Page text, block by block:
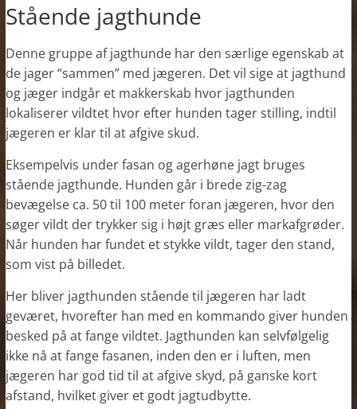
Stående jagthunde
Denne gruppe af jagthunde har den særlige egenskab at
de jager “sammen” med jægeren. Det vil sige at jagthund
og jæger indgår et makkerskab hvor jagthunden
lokaliserer vildtet hvor efter hunden tager stilling, indtil
jægeren er klar til at afgive skud.
Eksempelvis under fasan og agerhøne jagt bruges
stående jagthunde. Hunden går i brede zig-zag
bevægelse ca. 50 til 100 meter foran jægeren, hvor den
søger vildt der trykker sig i højt græs eller markafgrøder.
Når hunden har fundet et stykke vildt, tager den stand,
som vist på billedet.
Her bliver jagthunden stående til jægeren har ladt
geværet, hvorefter han med en kommando giver hunden
besked på at fange vildtet. Jagthunden kan selvfølgelig
ikke nå at fange fasanen, inden den er i luften, men
jægeren har god tid til at afgive skyd, på ganske kort
afstand, hvilket giver et godt jagtudbytte.